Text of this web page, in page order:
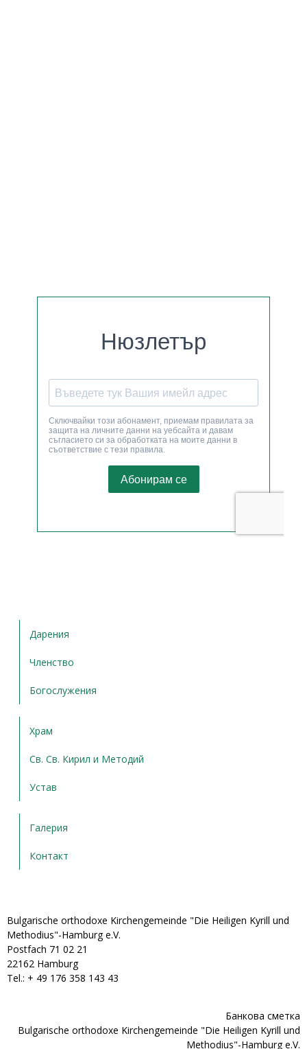
Дарения
Членство
Богослужения
Храм
Св. Св. Кирил и Методий
Устав
Галерия
Контакт
Bulgarische orthodoxe Kirchengemeinde "Die Heiligen Kyrill und
Methodius"-Hamburg e.V.
Postfach 71 02 21
22162 Hamburg
Tel.: + ‭49 176 358 143 43‬
Банкова сметка
Bulgarische orthodoxe Kirchengemeinde "Die Heiligen Kyrill und
Methodius"-Hamburg e.V.